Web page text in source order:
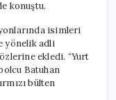
konuştu.
isimleri
yönelik adli
ekledi. “Yurt
Batuhan
bülten